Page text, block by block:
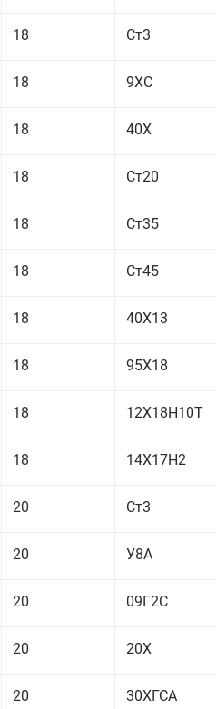
18 Ст3
18 9ХС
18 40Х
18 Ст20
18 Ст35
18 Ст45
18 40Х13
18 95Х18
18 12Х18Н10Т
18 14Х17Н2
20 Ст3
20 У8А
20 09Г2С
20 20Х
20 30ХГСА